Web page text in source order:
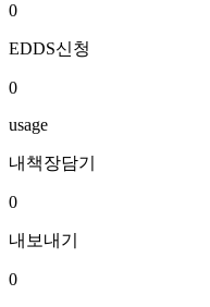
0
EDDS신청
0
usage
내책장담기
0
내보내기
0